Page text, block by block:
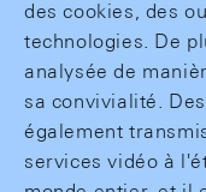
des cookies, des
technologies. De
analysée de
sa convivialité.
également
services vidéo à